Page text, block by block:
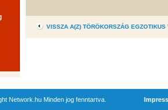
VISSZA A(Z) TÖRÖKORSZÁG
Network.hu Minden jog fenntartva.